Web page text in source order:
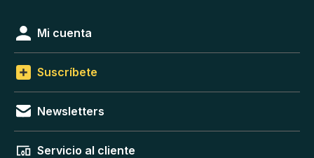
Mi cuenta
Suscríbete
Newsletters
Servicio al cliente